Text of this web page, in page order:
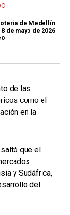
de Medellín
de mayo de 2026:
de las
como el
en la
que el
y Sudáfrica,
del